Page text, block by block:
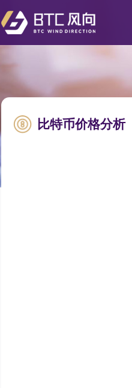
比特币价格分析